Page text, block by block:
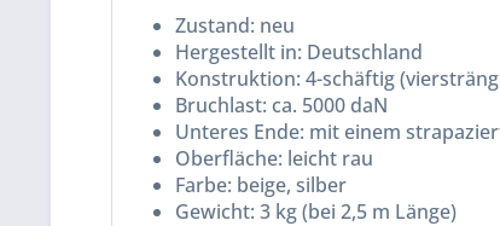
Zustand: neu
Hergestellt in: Deutschland
Konstruktion: 4-schäftig
Bruchlast: ca. 5000 daN
Unteres Ende: mit einem
Oberfläche: leicht rau
Farbe: beige, silber
Gewicht: 3 kg (bei 2,5 m Länge)